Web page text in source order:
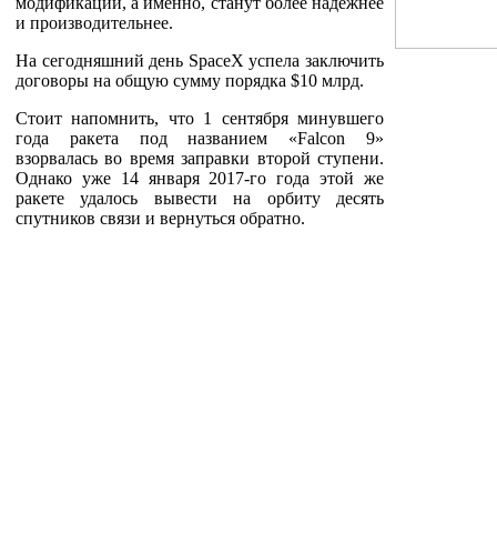
и производительнее.
На сегодняшний день SpaceX успела заключить
договоры на общую сумму порядка $10 млрд.
Стоит напомнить, что 1 сентября минувшего
года ракета под названием «Falcon 9»
взорвалась во время заправки второй ступени.
Однако уже 14 января 2017-го года этой же
ракете удалось вывести на орбиту десять
спутников связи и вернуться обратно.